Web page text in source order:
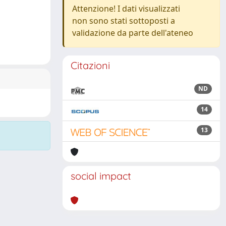
Attenzione! I dati visualizzati
non sono stati sottoposti a
validazione da parte dell'ateneo
Citazioni
ND
14
13
social impact